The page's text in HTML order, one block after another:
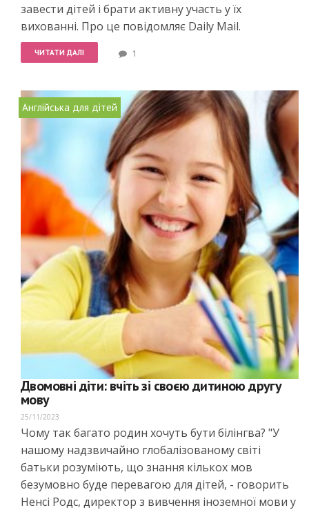
завести дітей і брати активну участь у їх
вихованні. Про це повідомляє Daily Mail.
ЧИТАТИ ДАЛІ 1
Англійська для дітей
Двомовні діти: вчіть зі своєю дитиною другу
мову
25/11/2023
Чому так багато родин хочуть бути білінгва? "У
нашому надзвичайно глобалізованому світі
батьки розуміють, що знання кількох мов
безумовно буде перевагою для дітей, - говорить
Ненсі Родс, директор з вивчення іноземної мови у